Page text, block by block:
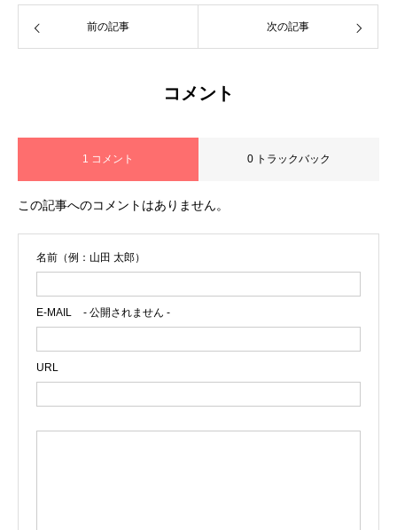
前の記事 次の記事
コメント
1 コメント 0 トラックバック
この記事へのコメントはありません。
名前（例：山田 太郎）
E-MAIL - 公開されません -
URL